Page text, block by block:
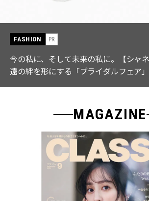
FASHION PR
【ICB】人気インフルエンサーと共同
なる「名品ブラウス」２選
MAGAZINE